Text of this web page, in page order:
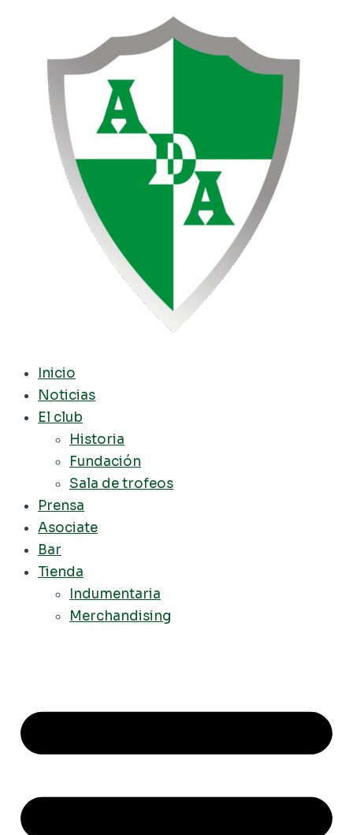
contenido
Inicio
Noticias
El club
Historia
Fundación
Sala de trofeos
Prensa
Asociate
Bar
Tienda
Indumentaria
Merchandising
CASA